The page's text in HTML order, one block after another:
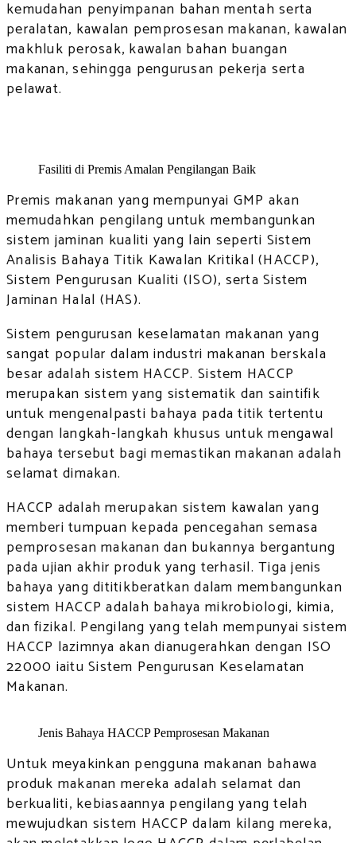
kemudahan penyimpanan bahan mentah serta
peralatan, kawalan pemprosesan makanan, kawalan
makhluk perosak, kawalan bahan buangan
makanan, sehingga pengurusan pekerja serta
pelawat.
Fasiliti di Premis Amalan Pengilangan Baik
Premis makanan yang mempunyai GMP akan
memudahkan pengilang untuk membangunkan
sistem jaminan kualiti yang lain seperti Sistem
Analisis Bahaya Titik Kawalan Kritikal (HACCP),
Sistem Pengurusan Kualiti (ISO), serta Sistem
Jaminan Halal (HAS).
Sistem pengurusan keselamatan makanan yang
sangat popular dalam industri makanan berskala
besar adalah sistem HACCP. Sistem HACCP
merupakan sistem yang sistematik dan saintifik
untuk mengenalpasti bahaya pada titik tertentu
dengan langkah-langkah khusus untuk mengawal
bahaya tersebut bagi memastikan makanan adalah
selamat dimakan.
HACCP adalah merupakan sistem kawalan yang
memberi tumpuan kepada pencegahan semasa
pemprosesan makanan dan bukannya bergantung
pada ujian akhir produk yang terhasil. Tiga jenis
bahaya yang dititikberatkan dalam membangunkan
sistem HACCP adalah bahaya mikrobiologi, kimia,
dan fizikal. Pengilang yang telah mempunyai sistem
HACCP lazimnya akan dianugerahkan dengan ISO
22000 iaitu Sistem Pengurusan Keselamatan
Makanan.
Jenis Bahaya HACCP Pemprosesan Makanan
Untuk meyakinkan pengguna makanan bahawa
produk makanan mereka adalah selamat dan
berkualiti, kebiasaannya pengilang yang telah
mewujudkan sistem HACCP dalam kilang mereka,